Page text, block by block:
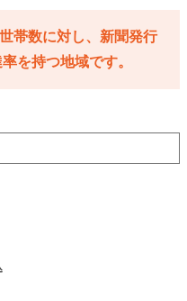
帯数に対し、新聞発行
を持つ地域です。